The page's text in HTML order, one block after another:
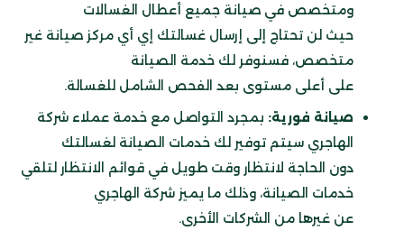
ومتخصص في صيانة جميع أعطال الغسالات
حيث لن تحتاج إلى إرسال غسالتك إي أي مركز صيانة غير
متخصص، فسنوفر لك خدمة الصيانة
على أعلى مستوى بعد الفحص الشامل للغسالة.
صيانة فورية: بمجرد التواصل مع خدمة عملاء شركة
الهاجري سيتم توفير لك خدمات الصيانة لغسالتك
دون الحاجة لانتظار وقت طويل في قوائم الانتظار لتلقي
خدمات الصيانة، وذلك ما يميز شركة الهاجري
عن غيرها من الشركات الأخرى.